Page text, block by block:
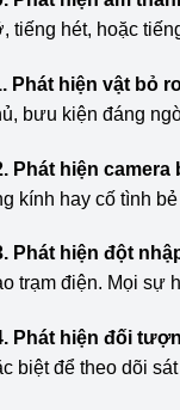
tiếng hét, hoặc
Phát hiện vật bỏ
bưu kiện đáng
Phát hiện
kính hay cố tình
Phát hiện đột
trạm điện. Mọi sự
Phát hiện đối
biệt để theo dõi